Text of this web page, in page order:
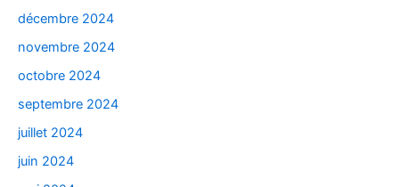
décembre 2024
novembre 2024
octobre 2024
septembre 2024
juillet 2024
juin 2024